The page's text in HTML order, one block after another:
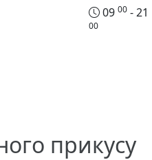
09 00- 21
00
прикусу